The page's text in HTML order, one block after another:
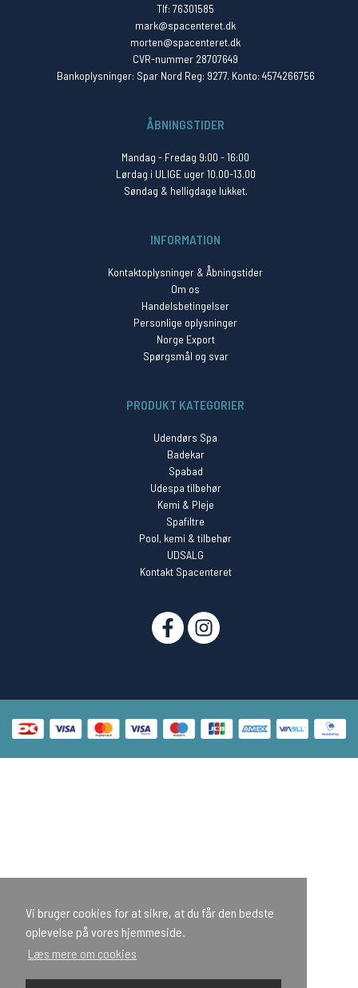
Vi bruger cookies for at sikre, at du får den bedste
oplevelse på vores hjemmeside.
Læs mere om cookies
Tlf: 76301585
mark@spacenteret.dk
morten@spacenteret.dk
CVR-nummer 28707649
Bankoplysninger: Spar Nord Reg: 9277. Konto: 4574266756
ÅBNINGSTIDER
Mandag - Fredag 9:00 - 16:00
Lørdag i ULIGE uger 10.00-13.00
Søndag & helligdage lukket.
INFORMATION
Kontaktoplysninger & Åbningstider
Om os
Handelsbetingelser
Personlige oplysninger
Norge Export
Spørgsmål og svar
PRODUKT KATEGORIER
Udendørs Spa
Badekar
Spabad
Udespa tilbehør
Kemi & Pleje
Spafiltre
Pool, kemi & tilbehør
UDSALG
Kontakt Spacenteret